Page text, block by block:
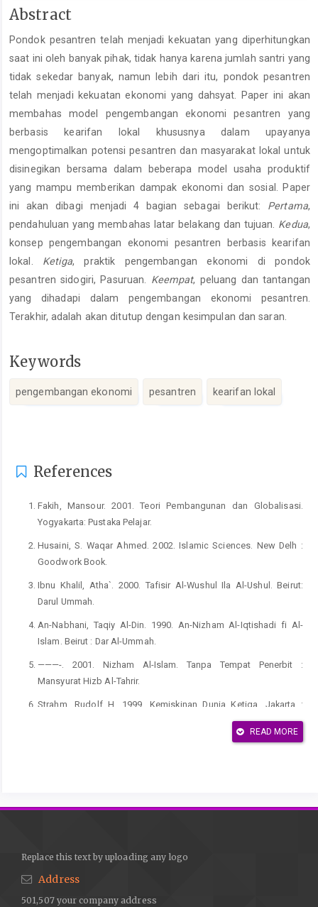
Main
Content
Abstract
Pondok pesantren telah menjadi kekuatan yang diperhitungkan
saat ini oleh banyak pihak, tidak hanya karena jumlah santri yang
tidak sekedar banyak, namun lebih dari itu, pondok pesantren
telah menjadi kekuatan ekonomi yang dahsyat. Paper ini akan
membahas model pengembangan ekonomi pesantren yang
berbasis kearifan lokal khususnya dalam upayanya
mengoptimalkan potensi pesantren dan masyarakat lokal untuk
disinegikan bersama dalam beberapa model usaha produktif
yang mampu memberikan dampak ekonomi dan sosial. Paper
ini akan dibagi menjadi 4 bagian sebagai berikut: Pertama,
pendahuluan yang membahas latar belakang dan tujuan. Kedua,
konsep pengembangan ekonomi pesantren berbasis kearifan
lokal. Ketiga, praktik pengembangan ekonomi di pondok
pesantren sidogiri, Pasuruan. Keempat, peluang dan tantangan
yang dihadapi dalam pengembangan ekonomi pesantren.
Terakhir, adalah akan ditutup dengan kesimpulan dan saran.
Keywords
pengembangan ekonomi pesantren kearifan lokal
Details
References
Fakih, Mansour. 2001. Teori Pembangunan dan Globalisasi.
Yogyakarta: Pustaka Pelajar.
Husaini, S. Waqar Ahmed. 2002. Islamic Sciences. New Delh :
Goodwork Book.
Ibnu Khalil, Atha`. 2000. Tafisir Al-Wushul Ila Al-Ushul. Beirut:
Darul Ummah.
An-Nabhani, Taqiy Al-Din. 1990. An-Nizham Al-Iqtishadi fi Al-
Islam. Beirut : Dar Al-Ummah.
———-. 2001. Nizham Al-Islam. Tanpa Tempat Penerbit :
Mansyurat Hizb Al-Tahrir.
Strahm, Rudolf H. 1999. Kemiskinan Dunia Ketiga. Jakarta :
Zallum, Abdul Qadim. 2001. Demokrasi Sistem Kufur : Haram
Islam Surabaya : al-ikhlas.
Imron Arifin. 1993. Kepemimpinan Kiai. Malang: Kalimasahada
Press.
READ MORE
Replace this text by uploading any logo
Address
501,507 your company address